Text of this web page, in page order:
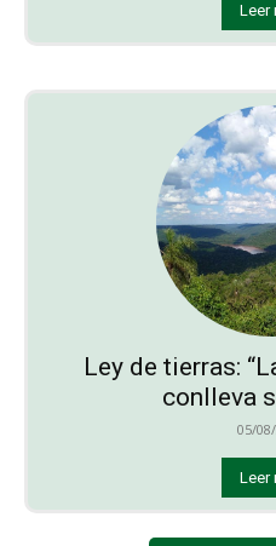
Leer
Ley de tierras:
conlleva
05/
Leer